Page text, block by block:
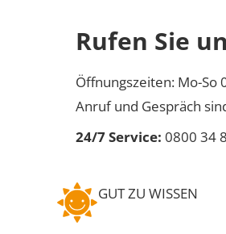
Rufen Sie
Öffnungszeiten: Mo-So
Anruf und Gespräch
24/7 Service: 0800 34
GUT ZU WISSEN